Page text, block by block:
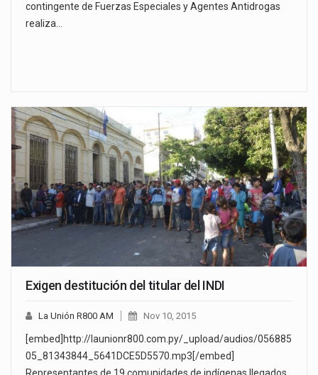
contingente de Fuerzas Especiales y Agentes Antidrogas
realiza…
Exigen destitución del titular del INDI
La Unión R800 AM Nov 10, 2015
[embed]http://launionr800.com.py/_upload/audios/056885
05_81343844_5641DCE5D5570.mp3[/embed]